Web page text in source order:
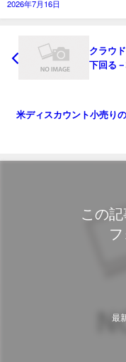
2026年7月16日
クラウ
下回る
米ディスカウント小売り
この
最